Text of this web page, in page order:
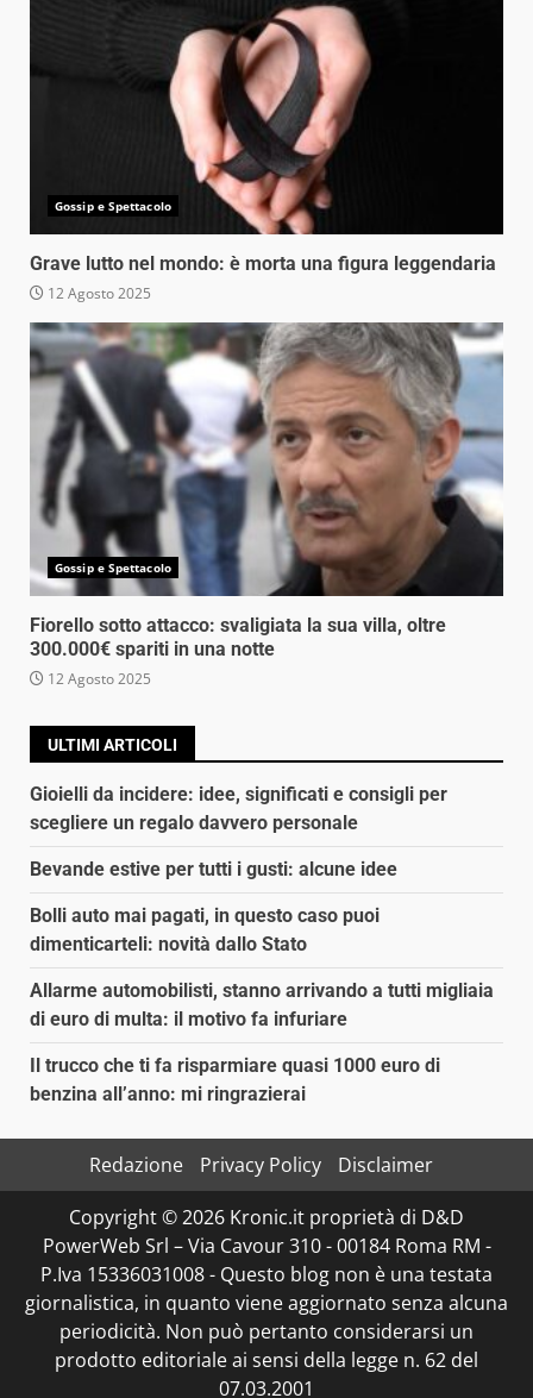
Gossip e Spettacolo
Grave lutto nel mondo: è morta una figura leggendaria
12 Agosto 2025
Gossip e Spettacolo
Fiorello sotto attacco: svaligiata la sua villa, oltre
300.000€ spariti in una notte
12 Agosto 2025
ULTIMI ARTICOLI
Gioielli da incidere: idee, significati e consigli per
scegliere un regalo davvero personale
Bevande estive per tutti i gusti: alcune idee
Bolli auto mai pagati, in questo caso puoi
dimenticarteli: novità dallo Stato
Allarme automobilisti, stanno arrivando a tutti migliaia
di euro di multa: il motivo fa infuriare
Il trucco che ti fa risparmiare quasi 1000 euro di
benzina all’anno: mi ringrazierai
Redazione Privacy Policy
Disclaimer
Copyright © 2026 Kronic.it proprietà di D&D
PowerWeb Srl – Via Cavour 310 - 00184 Roma RM -
P.Iva 15336031008 - Questo blog non è una testata
giornalistica, in quanto viene aggiornato senza alcuna
periodicità. Non può pertanto considerarsi un
prodotto editoriale ai sensi della legge n. 62 del
07.03.2001